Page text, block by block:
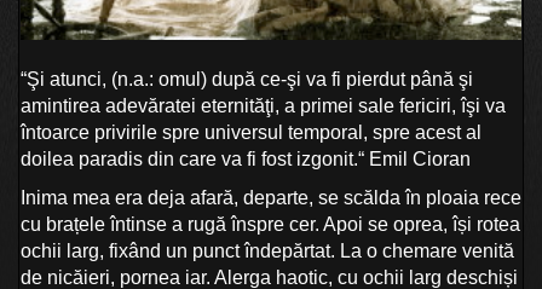
“Şi atunci, (n.a.: omul) după ce-şi va fi pierdut până şi
amintirea adevăratei eternităţi, a primei sale fericiri, îşi va
întoarce privirile spre universul temporal, spre acest al
doilea paradis din care va fi fost izgonit.“ Emil Cioran
Inima mea era deja afară, departe, se scălda în ploaia rece
cu brațele întinse a rugă înspre cer. Apoi se oprea, își rotea
ochii larg, fixând un punct îndepărtat. La o chemare venită
de nicăieri, pornea iar. Alerga haotic, cu ochii larg deschiși